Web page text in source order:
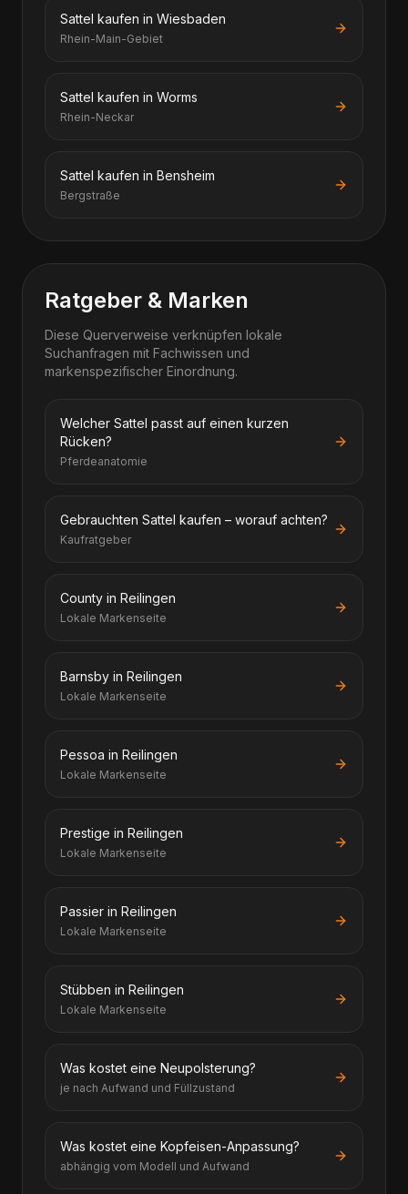
Sattel kaufen in Wiesbaden
Rhein-Main-Gebiet
Sattel kaufen in Worms
Rhein-Neckar
Sattel kaufen in Bensheim
Bergstraße
Ratgeber & Marken
Diese Querverweise verknüpfen lokale
Suchanfragen mit Fachwissen und
markenspezifischer Einordnung.
Welcher Sattel passt auf einen kurzen
Rücken?
Pferdeanatomie
Gebrauchten Sattel kaufen – worauf achten?
Kaufratgeber
County in Reilingen
Lokale Markenseite
Barnsby in Reilingen
Lokale Markenseite
Pessoa in Reilingen
Lokale Markenseite
Prestige in Reilingen
Lokale Markenseite
Passier in Reilingen
Lokale Markenseite
Stübben in Reilingen
Lokale Markenseite
Was kostet eine Neupolsterung?
je nach Aufwand und Füllzustand
Was kostet eine Kopfeisen-Anpassung?
abhängig vom Modell und Aufwand